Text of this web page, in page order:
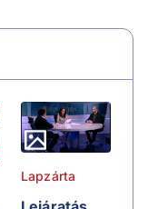
Lapzárta